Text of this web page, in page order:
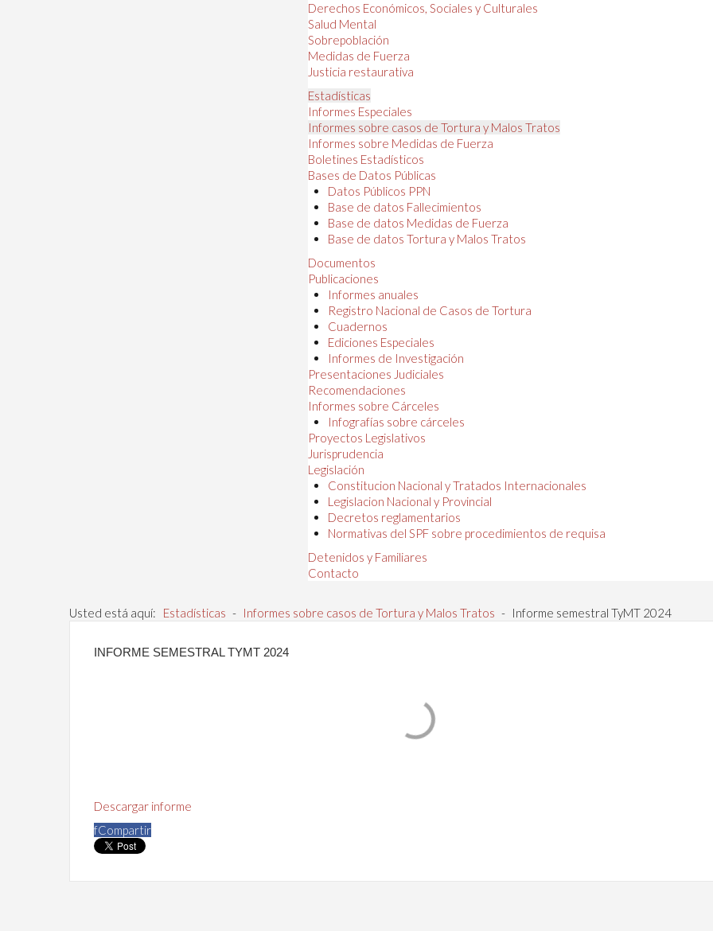
Derechos Económicos, Sociales y Culturales
Salud Mental
Sobrepoblación
Medidas de Fuerza
Justicia restaurativa
Estadísticas
Informes Especiales
Informes sobre casos de Tortura y Malos Tratos
Informes sobre Medidas de Fuerza
Boletines Estadísticos
Bases de Datos Públicas
Datos Públicos PPN
Base de datos Fallecimientos
Base de datos Medidas de Fuerza
Base de datos Tortura y Malos Tratos
Documentos
Publicaciones
Informes anuales
Registro Nacional de Casos de Tortura
Cuadernos
Ediciones Especiales
Informes de Investigación
Presentaciones Judiciales
Recomendaciones
Informes sobre Cárceles
Infografías sobre cárceles
Proyectos Legislativos
Jurisprudencia
Legislación
Constitucion Nacional y Tratados Internacionales
Legislacion Nacional y Provincial
Decretos reglamentarios
Normativas del SPF sobre procedimientos de requisa
Detenidos y Familiares
Contacto
Usted está aquí: Estadísticas - Informes sobre casos de Tortura y Malos Tratos - Informe semestral TyMT 2024
INFORME SEMESTRAL TYMT 2024
Descargar informe
fCompartir